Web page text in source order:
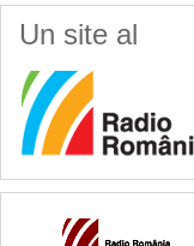
Un site al